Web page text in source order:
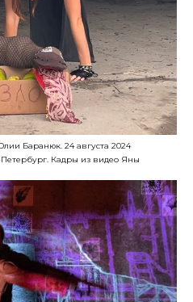
Баранюк. 24 августа 2024
Кадры из видео Яны